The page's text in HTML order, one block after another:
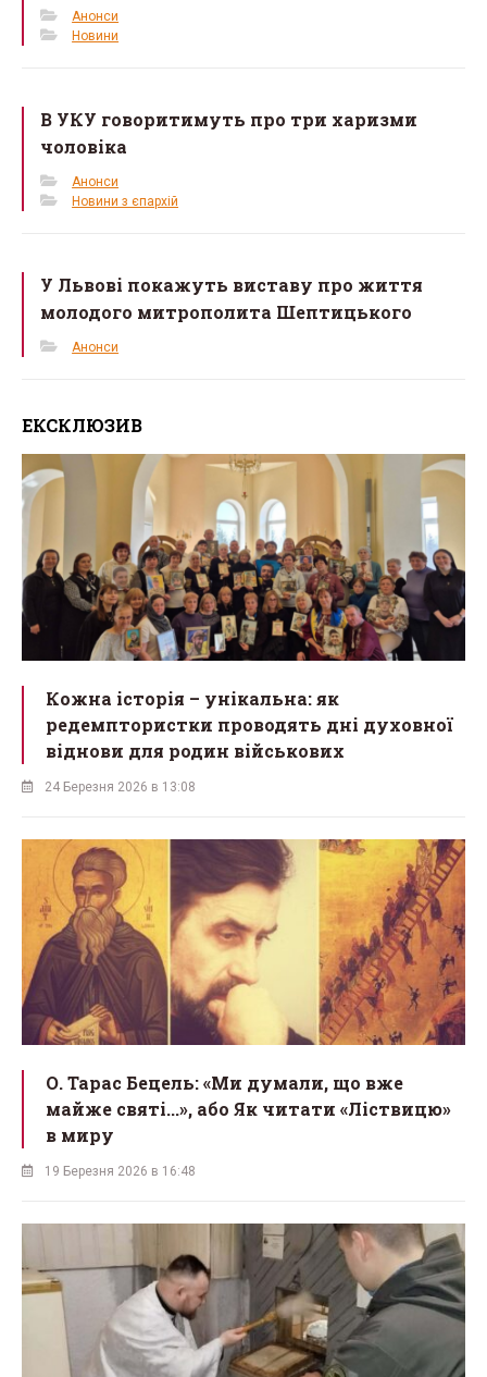
Анонси
Новини
В УКУ говоритимуть про три харизми
чоловіка
Анонси
Новини з єпархій
У Львові покажуть виставу про життя
молодого митрополита Шептицького
Анонси
ЕКСКЛЮЗИВ
Кожна історія – унікальна: як
редемптористки проводять дні духовної
віднови для родин військових
24 Березня 2026 в 13:08
О. Тарас Бецель: «Ми думали, що вже
майже святі...», або Як читати «Ліствицю»
в миру
19 Березня 2026 в 16:48